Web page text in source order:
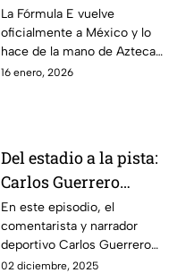
Azteca Deportes |
Fórmula E
La Fórmula E vuelve
oficialmente a México y lo
hace de la mano de Azteca
Deportes, devolviendo al país
16 enero, 2026
Del estadio a la pista:
Carlos Guerrero
'Warrior' y la nueva era
de Fórmula E | Podcast
de Fórmula E
En este episodio, el
comentarista y narrador
deportivo Carlos Guerrero
‘Warrior’ cambia el estadio por
02 diciembre, 2025